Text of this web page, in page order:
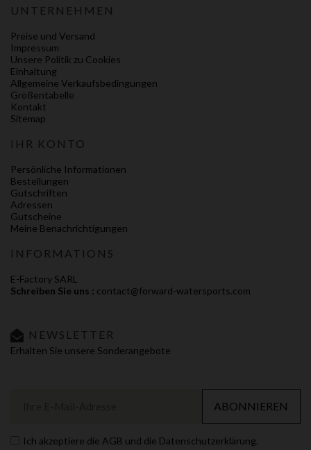
UNTERNEHMEN
Preise und Versand
Impressum
Unsere Politik zu Cookies
Einhaltung
Allgemeine Verkaufsbedingungen
Größentabelle
Kontakt
Sitemap
IHR KONTO
Persönliche Informationen
Bestellungen
Gutschriften
Adressen
Gutscheine
Meine Benachrichtigungen
INFORMATIONS
E-Factory SARL
Schreiben Sie uns : contact@forward-watersports.com
NEWSLETTER
Erhalten Sie unsere Sonderangebote
ABONNIEREN
Ich akzeptiere die AGB und die Datenschutzerklärung.